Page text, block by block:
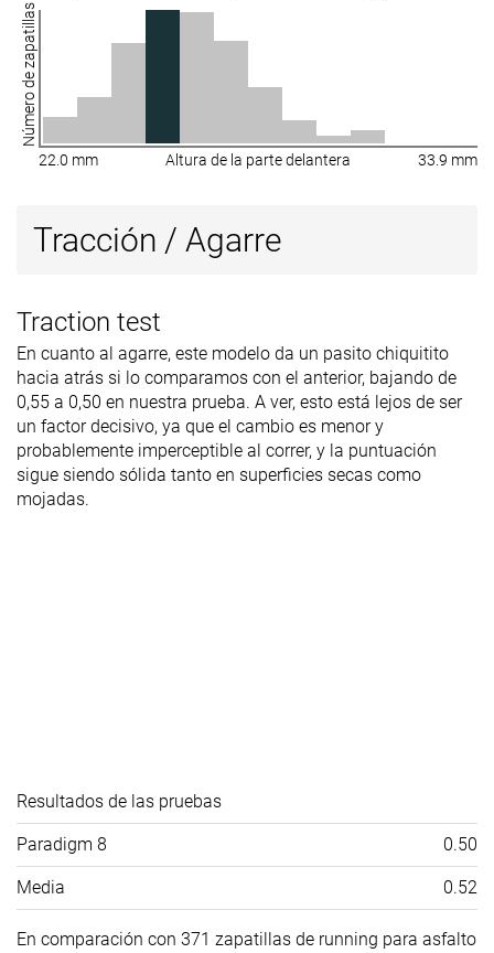
Número de zapatillas
22.0 mm Altura de la parte delantera 33.9 mm
Tracción / Agarre
Traction test
En cuanto al agarre, este modelo da un pasito chiquitito
hacia atrás si lo comparamos con el anterior, bajando de
0,55 a 0,50 en nuestra prueba. A ver, esto está lejos de ser
un factor decisivo, ya que el cambio es menor y
probablemente imperceptible al correr, y la puntuación
sigue siendo sólida tanto en superficies secas como
mojadas.
Resultados de las pruebas
Paradigm 8 0.50
Media 0.52
En comparación con 371 zapatillas de running para asfalto